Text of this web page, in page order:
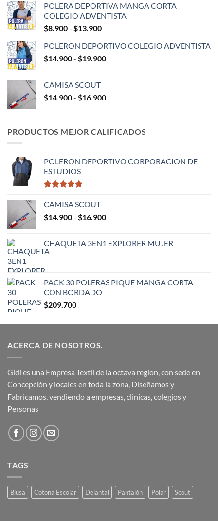
precios:
desde
$9.900
$15.900
POLERA DEPORTIVA MANGA CORTA
COLEGIO ADVENTISTA
$8.900- $13.900Rango
precios:
desde
POLERON DEPORTIVO COLEGIO ADVENTISTA
$14.900- $19.900Rango
$14.900
CAMISA SCOUT
$14.900- $16.900Rango
desde
$14.900
$16.900
PRODUCTOS MEJOR CALIFICADOS
POLERON DEPORTIVO CORPORACION DE
ESTUDIOS
con5.00
CAMISA SCOUT
$14.900- $16.900Rango
desde
$16.900
CHAQUETA 3EN1 EXPLORER MUJER
PACK 30 POLERAS PIQUE MANGA CORTA
CON BORDADO
$209.700
ACERCA DE NOSOTROS.
Gidi es una Empresa Textil de la octava region, con sede en
Concepción y locales en toda la zona, Diseñamos y
Fabricamos, vendiendo a empresas, clinicas, colegios y
Personas
TAGS
Blusa Cotona Escolar Delantal Pantalón Polar Scout